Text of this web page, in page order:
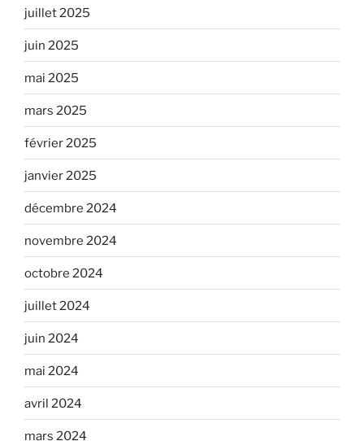
juillet 2025
juin 2025
mai 2025
mars 2025
février 2025
janvier 2025
décembre 2024
novembre 2024
octobre 2024
juillet 2024
juin 2024
mai 2024
avril 2024
mars 2024